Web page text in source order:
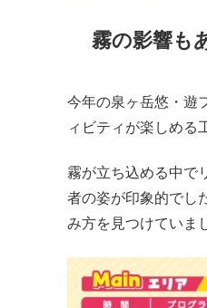
霧の影響も
今年の泉ヶ岳悠・遊
ィビティが楽しめる
霧が立ち込める中で
者の姿が印象的でし
み方を見つけていま